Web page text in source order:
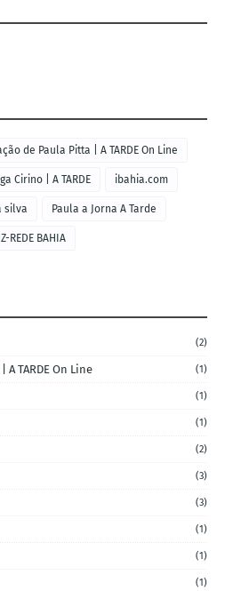
de Paula Pitta | A TARDE On Line
Cirino | A TARDE ibahia.com
silva Paula a Jorna A Tarde
REDE BAHIA
(2)
TARDE On Line (1)
(1)
(1)
(2)
(3)
(3)
(1)
(1)
(1)